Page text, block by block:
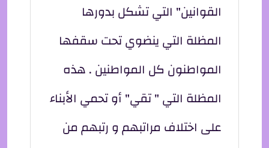
القوانين" التي تشكل بدورها
المظلة التي ينضوي تحت سقفها
المواطنون كل المواطنين . هذه
المظلة التي " تقي" أو تحمي الأبناء
على اختلاف مراتبهم و رتبهم من